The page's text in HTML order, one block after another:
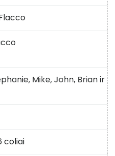
Mike, John, Brian ir
coliai